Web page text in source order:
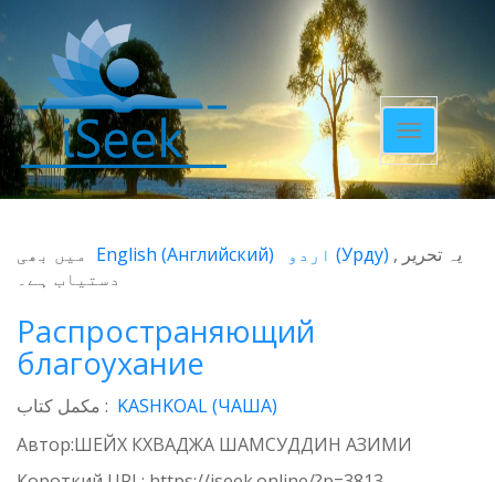
Toggle
navigation
یہ تحریر (Урду)
English (Английский)
میں بھی
دستیاب ہے۔
Распространяющий
благоухание
مکمل کتاب : KASHKOAL (ЧАША)
Автор:ШЕЙХ КХВАДЖА ШАМСУДДИН АЗИМИ